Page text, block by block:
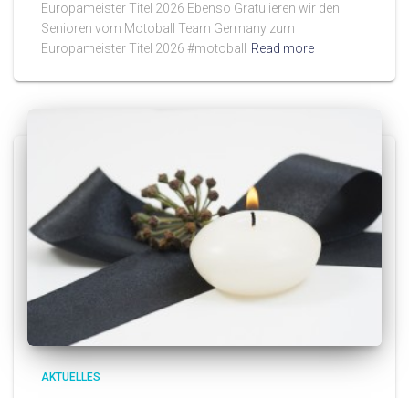
Europameister Titel 2026 Ebenso Gratulieren wir den
Senioren vom Motoball Team Germany zum
Europameister Titel 2026 #motoball
Read more
AKTUELLES